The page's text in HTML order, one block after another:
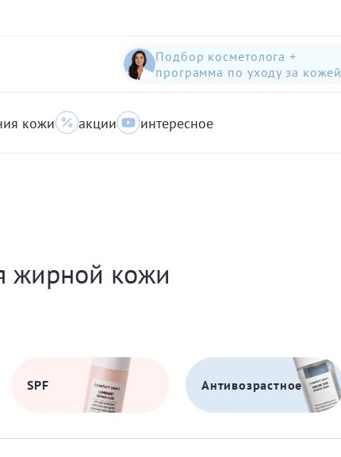
Подбор косметолога +
программа по уходу за кожей
кожи акции интересное
жирной кожи
SPF Антивозрастное